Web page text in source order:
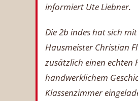
informiert Ute Liebner.
Die 2b indes hat sich mit
Hausmeister Christian
zusätzlich einen echten
handwerklichem
Klassenzimmer